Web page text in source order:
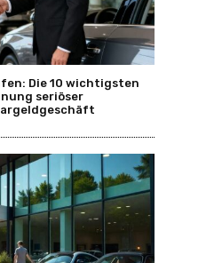
Die 10 wichtigsten
seriöser